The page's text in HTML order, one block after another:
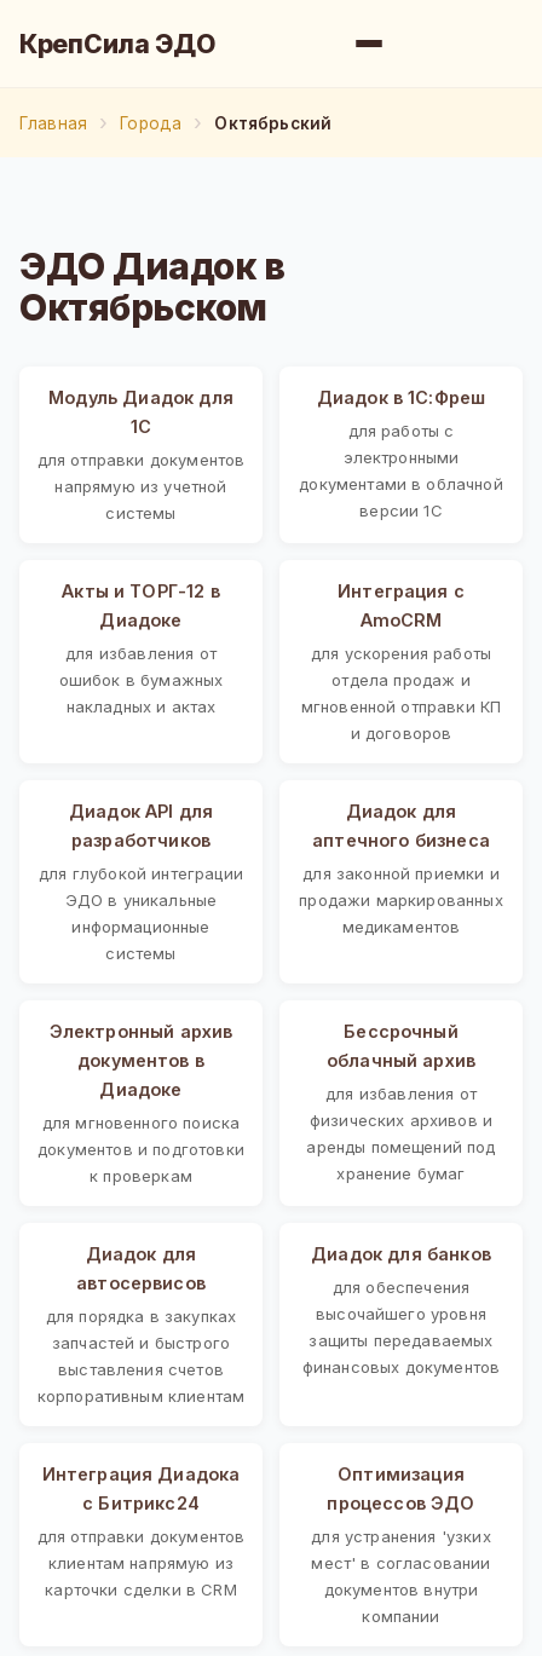
КрепСила ЭДО
Главная Города Октябрьский
ЭДО Диадок в
Октябрьском
Модуль Диадок для
1С
для отправки документов
напрямую из учетной
системы
Диадок в 1С:Фреш
для работы с
электронными
документами в облачной
версии 1С
Акты и ТОРГ-12 в
Диадоке
для избавления от
ошибок в бумажных
накладных и актах
Интеграция с
AmoCRM
для ускорения работы
отдела продаж и
мгновенной отправки КП
и договоров
Диадок API для
разработчиков
для глубокой интеграции
ЭДО в уникальные
информационные
системы
Диадок для
аптечного бизнеса
для законной приемки и
продажи маркированных
медикаментов
Электронный архив
документов в
Диадоке
для мгновенного поиска
документов и подготовки
к проверкам
Бессрочный
облачный архив
для избавления от
физических архивов и
аренды помещений под
хранение бумаг
Диадок для
автосервисов
для порядка в закупках
запчастей и быстрого
выставления счетов
корпоративным клиентам
Диадок для банков
для обеспечения
высочайшего уровня
защиты передаваемых
финансовых документов
Интеграция Диадока
с Битрикс24
для отправки документов
клиентам напрямую из
карточки сделки в CRM
Оптимизация
процессов ЭДО
для устранения 'узких
мест' в согласовании
документов внутри
компании